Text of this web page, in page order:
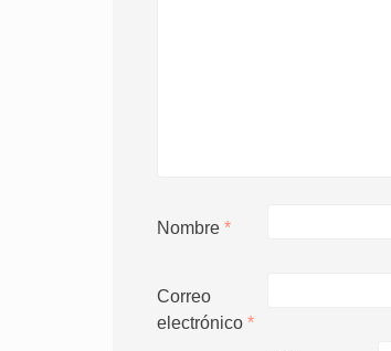
Nombre *
Correo
electrónico *